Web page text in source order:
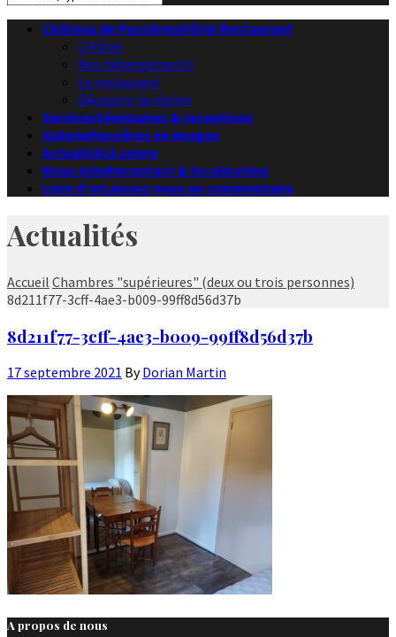
Château de PassièresHôtel Restaurant
L’Hôtel
Nos hébergements
Le restaurant
Découvrir la région
ServicesSéminaires & receptions
GaleriePassières en images
Actualitésà suivre
Nous joindrecontact & localisation
Livre d’orLaissez nous un commentaire
Actualités
Accueil Chambres "supérieures" (deux ou trois personnes)
8d211f77-3cff-4ae3-b009-99ff8d56d37b
8d211f77-3cff-4ae3-b009-99ff8d56d37b
17 septembre 2021 ByDorian Martin
A propos de nous